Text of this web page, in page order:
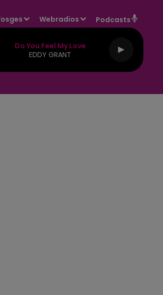
Webradios Podcasts
Do You Feel My Love
EDDY GRANT